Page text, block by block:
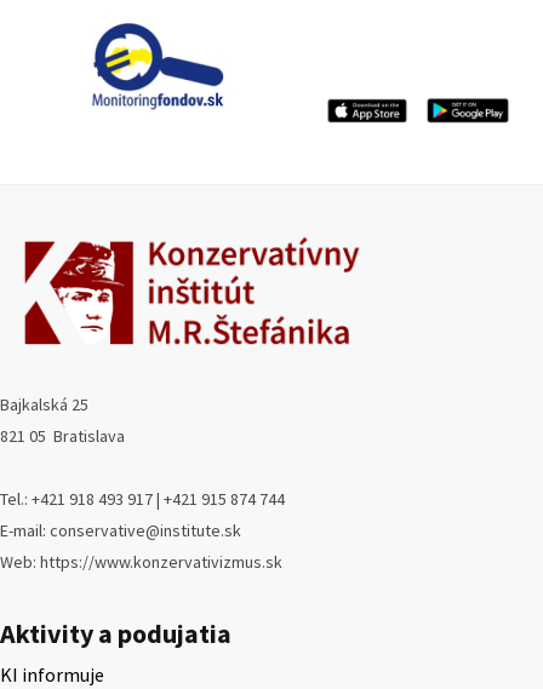
Bajkalská 25
821 05 Bratislava
Tel.: +421 918 493 917 | +421 915 874 744
E-mail: conservative@institute.sk
Web: https://www.konzervativizmus.sk
Aktivity a podujatia
KI informuje